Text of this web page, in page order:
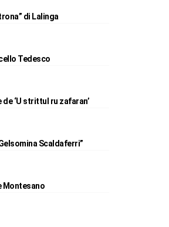
di Lalinga
Tedesco
‘U strittul ru zafaran’
Scaldaferri”
Montesano